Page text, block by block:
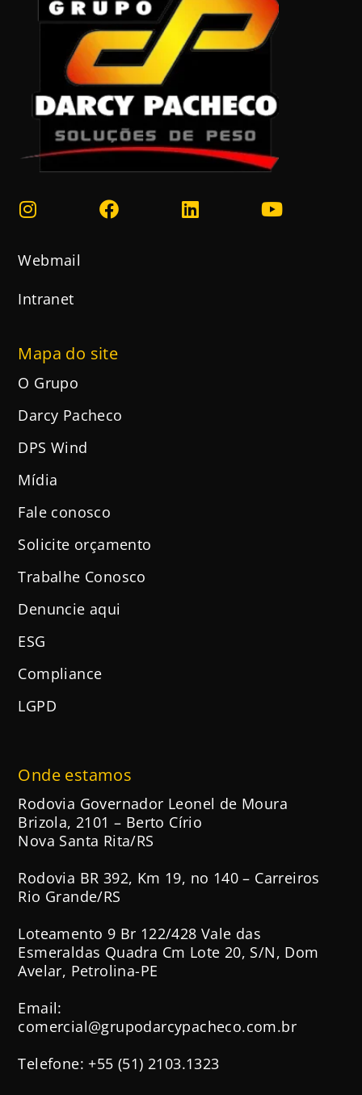
Webmail
Intranet
Mapa do site
O Grupo
Darcy Pacheco
DPS Wind
Mídia
Fale conosco
Solicite orçamento
Trabalhe Conosco
Denuncie aqui
ESG
Compliance
LGPD
Onde estamos
Rodovia Governador Leonel de Moura
Brizola, 2101 – Berto Círio
Nova Santa Rita/RS
Rodovia BR 392, Km 19, no 140 – Carreiros
Rio Grande/RS
Loteamento 9 Br 122/428 Vale das
Esmeraldas Quadra Cm Lote 20, S/N, Dom
Avelar, Petrolina-PE
Email:
comercial@grupodarcypacheco.com.br
Telefone: +55 (51) 2103.1323